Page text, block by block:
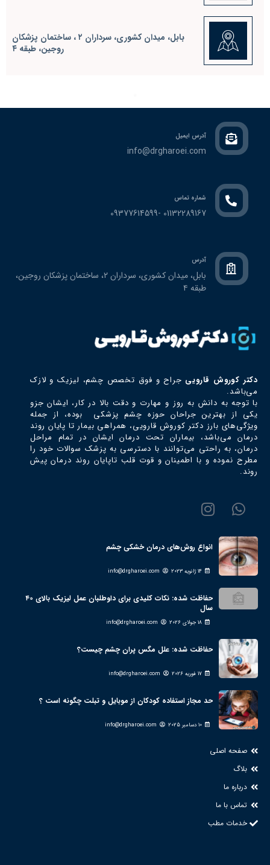
بابل، ميدان كشوري، سرداران ٢ ، ساختمان پزشكان
روجين، طبقه ٤
آدرس ایمیل
info@drgharoei.com
شماره تماس
01132289167 -09377614599
آدرس
بابل، ميدان كشوري، سرداران ٢، ساختمان پزشكان روجين،
طبقه ٤
دکتر كوروش قارويي جراح و فوق تخصص چشم، ليزيك و لازك
می‌باشد.
با توجه به دانش به روز و مهارت و دقت بالا در کار، ایشان جزو
یکی از بهترین جراحان حوزه چشم پزشکی بوده، از جمله
ویژگی‌های بارز دکتر كوروش قارويي، همراهی بیمار تا پایان روند
درمان می‌باشد، بیماران تحت درمان ایشان در تمام مراحل
درمان، به راحتی می‌توانند با دسترسی به پزشک سوالات خود را
مطرح نموده و با اطمینان و قوت قلب تاپایان روند درمان پیش
روند.
انواع روش‌های درمان خشکی چشم
14 ژانویه 2023 info@drgharoei.com
حفاظت شده: نکات کلیدی برای داوطلبان عمل لیزیک بالای ۴۰
سال
18 جولای 2026 info@drgharoei.com
حفاظت شده: علل مگس پران چشم چیست؟
17 فوریه 2026 info@drgharoei.com
حد مجاز استفاده کودکان از موبایل و تبلت چگونه است ؟
10 دسامبر 2025 info@drgharoei.com
صفحه اصلی
بلاگ
درباره ما
تماس با ما
خدمات مطب